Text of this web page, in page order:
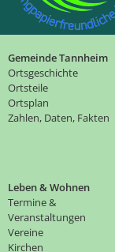
Gemeinde Tannheim
Ortsgeschichte
Ortsteile
Ortsplan
Zahlen, Daten, Fakten
Leben & Wohnen
Termine &
Veranstaltungen
Vereine
Kirchen